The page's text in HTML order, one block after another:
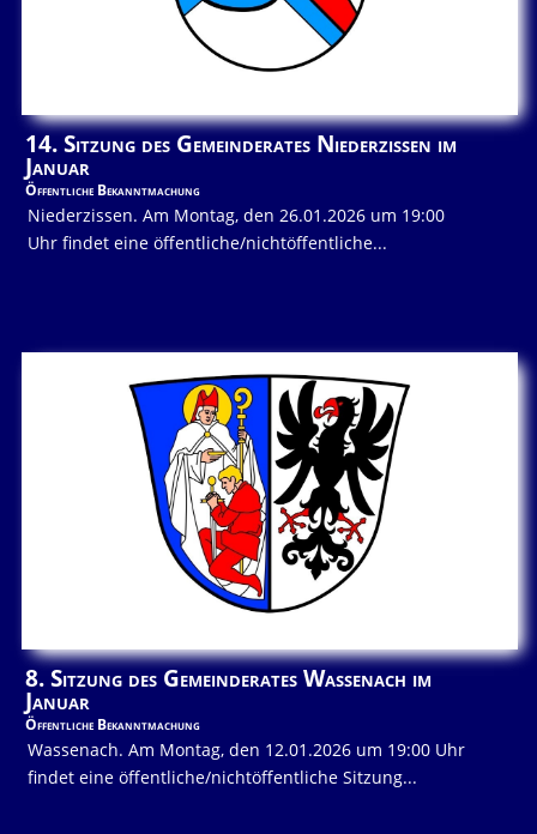
14. Sitzung des Gemeinderates Niederzissen im
Januar
Öffentliche Bekanntmachung
Niederzissen. Am Montag, den 26.01.2026 um 19:00
Uhr findet eine öffentliche/nichtöffentliche...
8. Sitzung des Gemeinderates Wassenach im
Januar
Öffentliche Bekanntmachung
Wassenach. Am Montag, den 12.01.2026 um 19:00 Uhr
findet eine öffentliche/nichtöffentliche Sitzung...